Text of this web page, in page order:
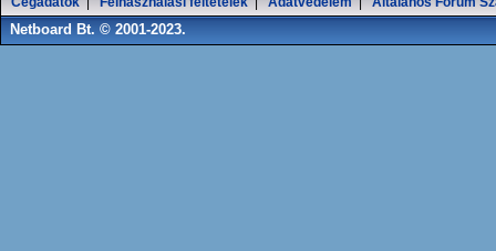
Netboard Bt. © 2001-2023.